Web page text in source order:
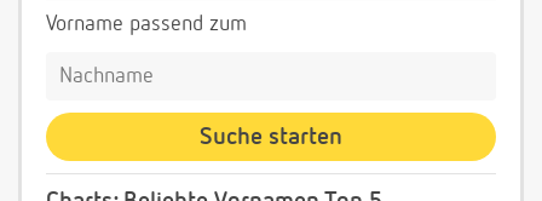
Vorname passend zum